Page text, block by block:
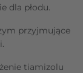
dla płodu.
przyjmujące
tiamizolu